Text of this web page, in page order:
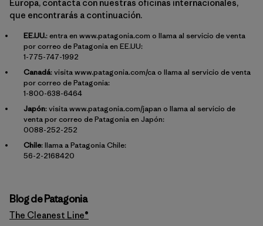
Europa, contacta con nuestras oficinas internacionales,
que encontrarás a continuación.
EE.UU.: entra en www.patagonia.com o llama al servicio de venta
por correo de Patagonia en EE.UU:
1-775-747-1992
Canadá: visitawww.patagonia.com/cao llama al servicio de venta
por correo de Patagonia:
1-800-638-6464
Japón: visitawww.patagonia.com/japan o llama al servicio de
venta por correo de Patagonia en Japón:
0088-252-252
Chile: llama a Patagonia Chile:
56-2-2168420
Blog de Patagonia
The Cleanest Line®